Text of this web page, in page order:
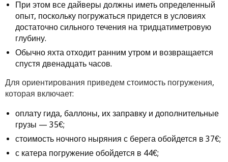
При этом все дайверы должны иметь определенный
опыт, поскольку погружаться придется в условиях
достаточно сильного течения на тридцатиметровую
глубину.
Обычно яхта отходит ранним утром и возвращается
спустя двенадцать часов.
Для ориентирования приведем стоимость погружения,
которая включает:
оплату гида, баллоны, их заправку и дополнительные
грузы — 35€;
стоимость ночного ныряния с берега обойдется в 37€;
с катера погружение обойдется в 44€;